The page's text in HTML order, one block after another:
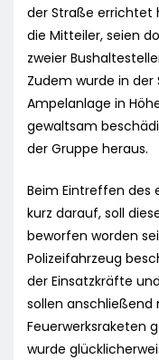
der Straße errichtet
die Mitteiler, seien
zweier
Zudem wurde in
Ampelanlage in
gewaltsam
der Gruppe heraus.
Beim Eintreffen des
kurz darauf, soll
beworfen worden
Polizeifahrzeug
der Einsatzkräfte
sollen anschließend
Feuerwerksraketen
wurde